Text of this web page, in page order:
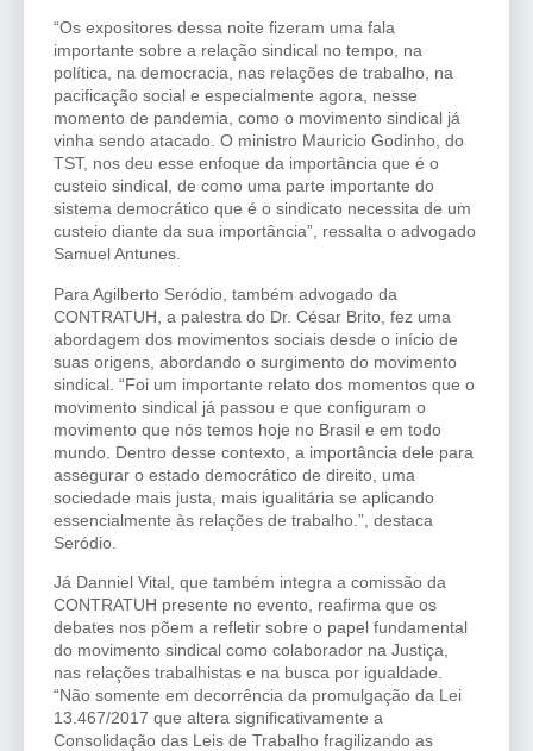
“Os expositores dessa noite fizeram uma fala
importante sobre a relação sindical no tempo, na
política, na democracia, nas relações de trabalho, na
pacificação social e especialmente agora, nesse
momento de pandemia, como o movimento sindical já
vinha sendo atacado. O ministro Mauricio Godinho, do
TST, nos deu esse enfoque da importância que é o
custeio sindical, de como uma parte importante do
sistema democrático que é o sindicato necessita de um
custeio diante da sua importância”, ressalta o advogado
Samuel Antunes.
Para Agilberto Seródio, também advogado da
CONTRATUH, a palestra do Dr. César Brito, fez uma
abordagem dos movimentos sociais desde o início de
suas origens, abordando o surgimento do movimento
sindical. “Foi um importante relato dos momentos que o
movimento sindical já passou e que configuram o
movimento que nós temos hoje no Brasil e em todo
mundo. Dentro desse contexto, a importância dele para
assegurar o estado democrático de direito, uma
sociedade mais justa, mais igualitária se aplicando
essencialmente às relações de trabalho.”, destaca
Seródio.
Já Danniel Vital, que também integra a comissão da
CONTRATUH presente no evento, reafirma que os
debates nos põem a refletir sobre o papel fundamental
do movimento sindical como colaborador na Justiça,
nas relações trabalhistas e na busca por igualdade.
“Não somente em decorrência da promulgação da Lei
13.467/2017 que altera significativamente a
Consolidação das Leis de Trabalho fragilizando as